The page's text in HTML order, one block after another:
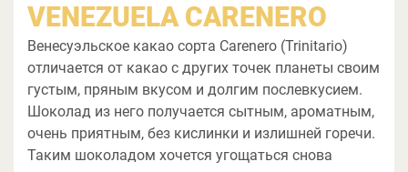
VENEZUELA CARENERO
Венесуэльское какао сорта Carenero (Trinitario)
отличается от какао с других точек планеты своим
густым, пряным вкусом и долгим послевкусием.
Шоколад из него получается сытным, ароматным,
очень приятным, без кислинки и излишней горечи.
Таким шоколадом хочется угощаться снова